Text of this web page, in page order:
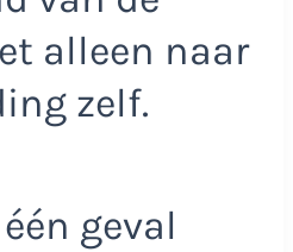
alleen naar
zelf.
geval